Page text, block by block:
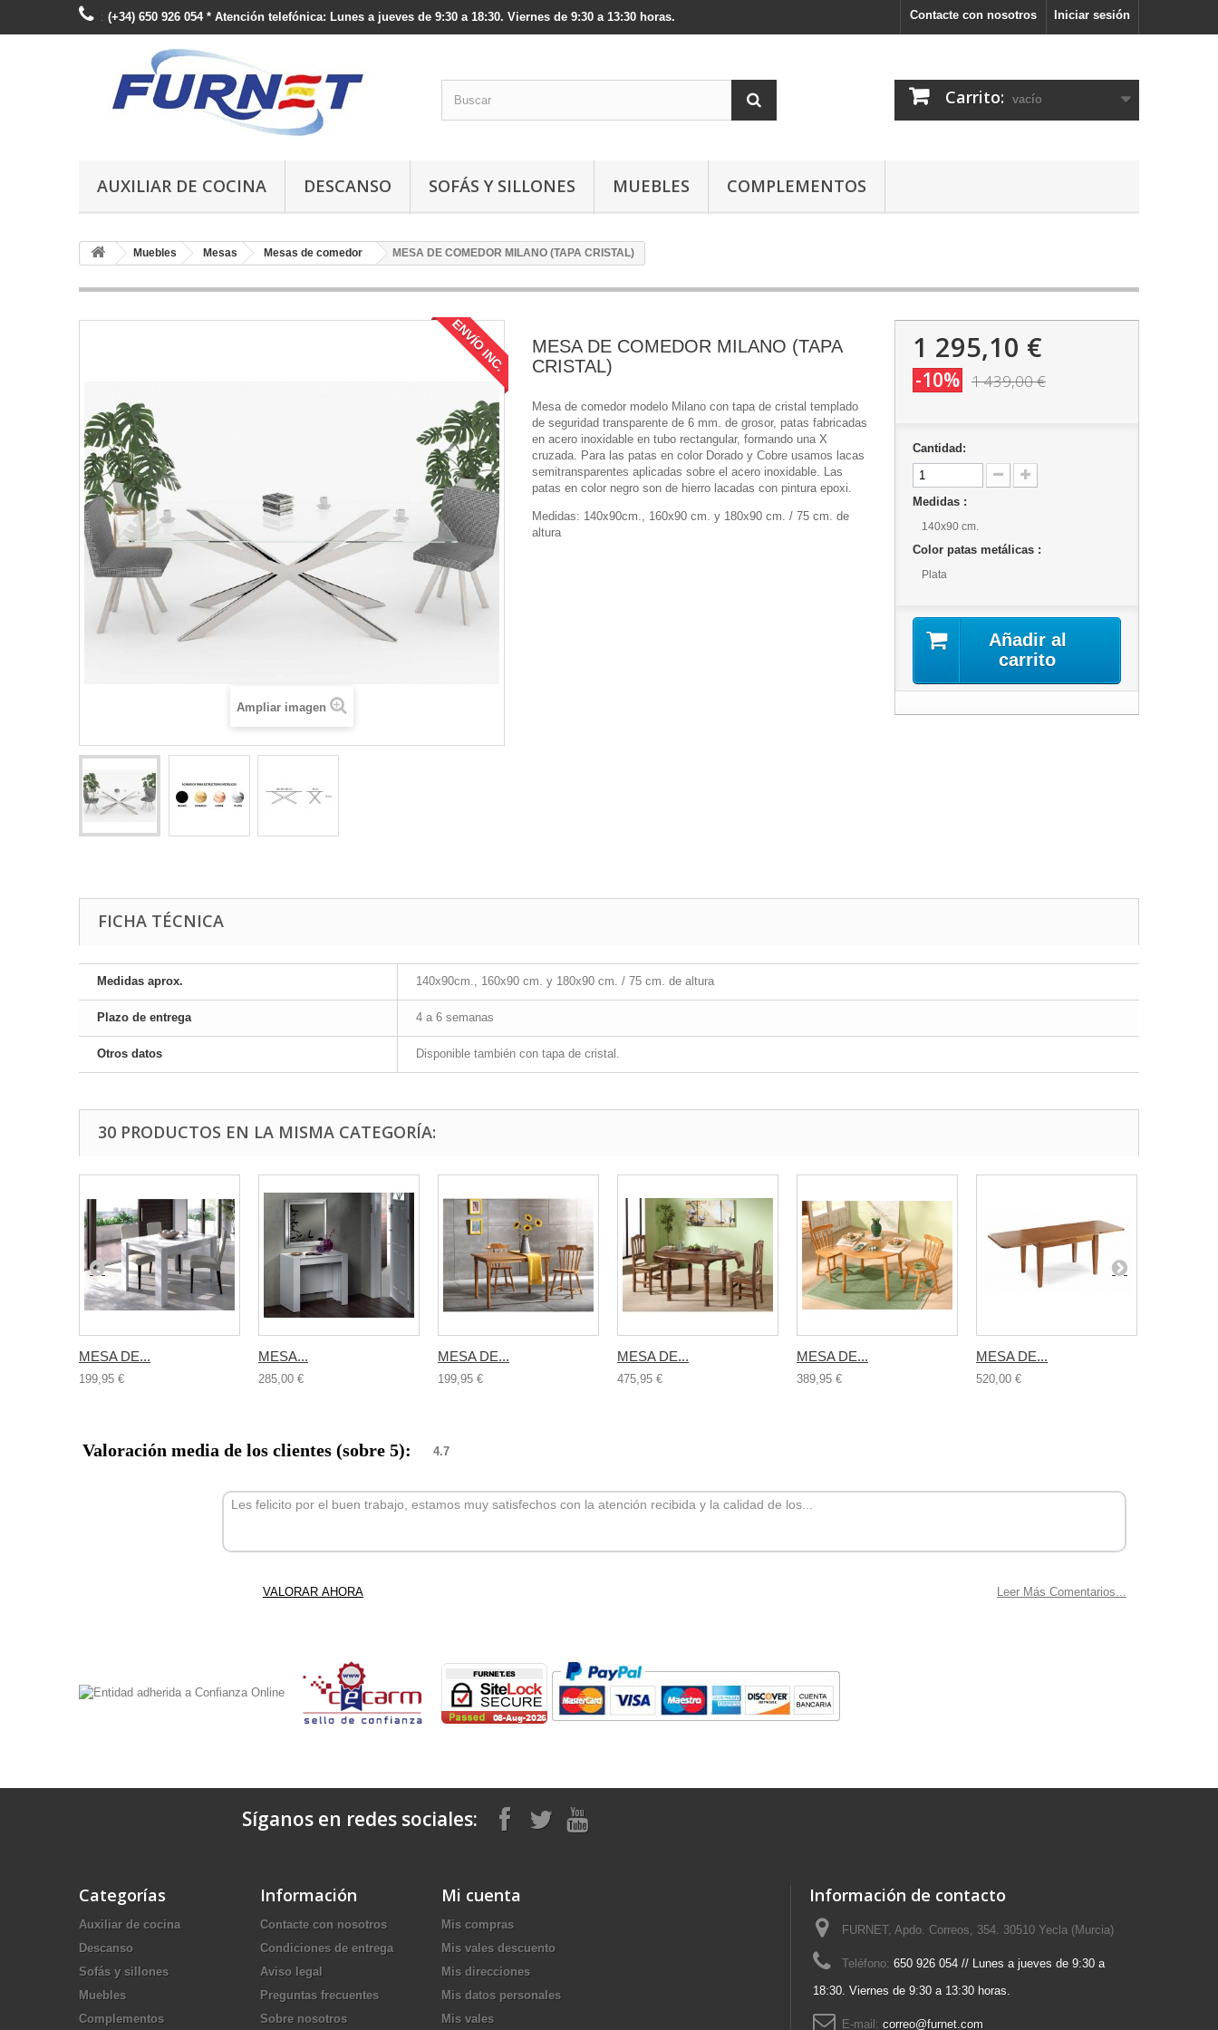
Iniciar sesión
Contacte con nosotros
: (+34) 650 926 054 * Atención telefónica: Lunes a jueves de 9:30 a 18:30. Viernes de 9:30 a 13:30 horas.
Carrito: vacío
AUXILIAR DE COCINA DESCANSO SOFÁS Y SILLONES MUEBLES COMPLEMENTOS
Muebles Mesas Mesas de comedor MESA DE COMEDOR MILANO (TAPA CRISTAL)
ENVÍO INC.
Ampliar imagen
MESA DE COMEDOR MILANO (TAPA
CRISTAL)
Mesa de comedor modelo Milano con tapa de cristal templado
de seguridad transparente de 6 mm. de grosor, patas fabricadas
en acero inoxidable en tubo rectangular, formando una X
cruzada. Para las patas en color Dorado y Cobre usamos lacas
semitransparentes aplicadas sobre el acero inoxidable. Las
patas en color negro son de hierro lacadas con pintura epoxi.
Medidas: 140x90cm., 160x90 cm. y 180x90 cm. / 75 cm. de
altura
1 295,10 €
-10% 1 439,00 €
Cantidad:
Medidas :
140x90 cm.
Color patas metálicas :
Plata
Añadir al
carrito
FICHA TÉCNICA
Medidas aprox. 140x90cm., 160x90 cm. y 180x90 cm. / 75 cm. de altura
Plazo de entrega 4 a 6 semanas
Otros datos Disponible también con tapa de cristal.
30 PRODUCTOS EN LA MISMA CATEGORÍA:
MESA DE...
199,95 €
MESA...
285,00 €
MESA DE...
199,95 €
MESA DE...
475,95 €
MESA DE...
389,95 €
MESA DE...
520,00 €
Valoración media de los clientes (sobre 5): 4.7
Les felicito por el buen trabajo, estamos muy satisfechos con la atención recibida y la calidad de los...
Leer Más Comentarios...
Síganos en redes sociales:
Categorías
Auxiliar de cocina
Descanso
Sofás y sillones
Muebles
Complementos
Información
Contacte con nosotros
Condiciones de entrega
Aviso legal
Preguntas frecuentes
Sobre nosotros
Mi cuenta
Mis compras
Mis vales descuento
Mis direcciones
Mis datos personales
Mis vales
Información de contacto
FURNET, Apdo. Correos, 354. 30510 Yecla (Murcia)
Teléfono: 650 926 054 // Lunes a jueves de 9:30 a
18:30. Viernes de 9:30 a 13:30 horas.
E-mail: correo@furnet.com